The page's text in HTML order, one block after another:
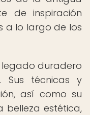
de inspiración
a lo largo de los
legado duradero
Sus técnicas y
así como su
belleza estética,